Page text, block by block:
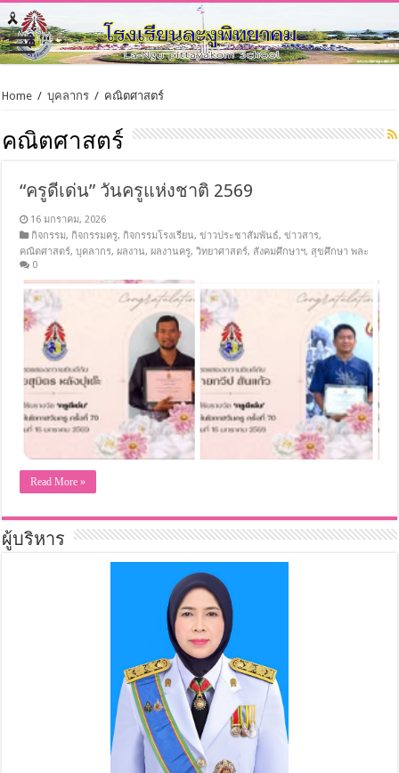
Home / บุคลากร / คณิตศาสตร์
คณิตศาสตร์
“ครูดีเด่น” วันครูแห่งชาติ 2569
16 มกราคม, 2026
กิจกรรม, กิจกรรมครู, กิจกรรมโรงเรียน,ข่าวประชาสัมพันธ์,ข่าวสาร,
คณิตศาสตร์,บุคลากร,ผลงาน,ผลงานครู,วิทยาศาสตร์, สังคมศึกษาฯ, สุขศึกษา พละ
0
Read More »
ผู้บริหาร